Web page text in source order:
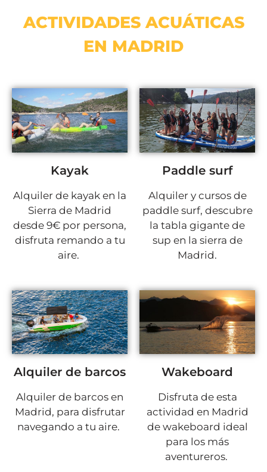
ACTIVIDADES ACUÁTICAS
EN MADRID
Kayak
Alquiler de kayak en la
Sierra de Madrid
desde 9€ por persona,
disfruta remando a tu
aire.
Paddle surf
Alquiler y cursos de
paddle surf, descubre
la tabla gigante de
sup en la sierra de
Madrid.
Alquiler de barcos
Alquiler de barcos en
Madrid, para disfrutar
navegando a tu aire.
Wakeboard
Disfruta de esta
actividad en Madrid
de wakeboard ideal
para los más
aventureros.